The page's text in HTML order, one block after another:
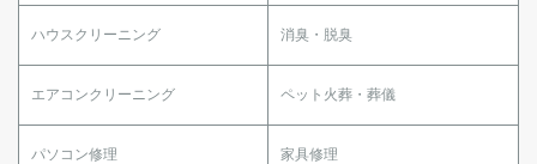
ハウスクリーニング 消臭・脱臭
エアコンクリーニング ペット火葬・葬儀
パソコン修理 家具修理